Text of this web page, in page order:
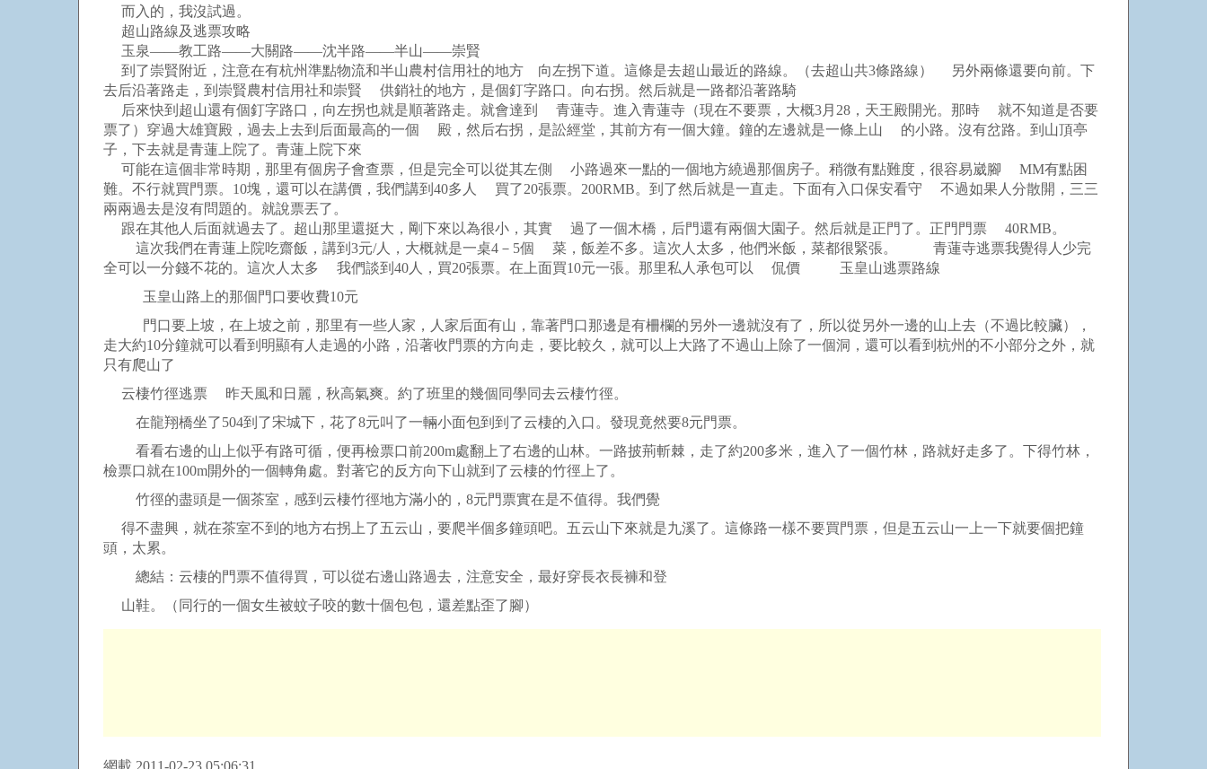
而入的，我沒試過。
超山路線及逃票攻略
玉泉——教工路——大關路——沈半路——半山——崇賢
到了崇賢附近，注意在有杭州準點物流和半山農村信用社的地方 向左拐下道。這條是去超山最近的路線。（去超山共3條路線） 另外兩條還要向前。下
去后沿著路走，到崇賢農村信用社和崇賢 供銷社的地方，是個釘字路口。向右拐。然后就是一路都沿著路騎
后來快到超山還有個釘字路口，向左拐也就是順著路走。就會達到 青蓮寺。進入青蓮寺（現在不要票，大概3月28，天王殿開光。那時 就不知道是否要
票了）穿過大雄寶殿，過去上去到后面最高的一個 殿，然后右拐，是訟經堂，其前方有一個大鐘。鐘的左邊就是一條上山 的小路。沒有岔路。到山頂亭
子，下去就是青蓮上院了。青蓮上院下來
可能在這個非常時期，那里有個房子會查票，但是完全可以從其左側 小路過來一點的一個地方繞過那個房子。稍微有點難度，很容易崴腳 MM有點困
難。不行就買門票。10塊，還可以在講價，我們講到40多人 買了20張票。200RMB。到了然后就是一直走。下面有入口保安看守 不過如果人分散開，三三
兩兩過去是沒有問題的。就說票丟了。
跟在其他人后面就過去了。超山那里還挺大，剛下來以為很小，其實 過了一個木橋，后門還有兩個大園子。然后就是正門了。正門門票 40RMB。
這次我們在青蓮上院吃齋飯，講到3元/人，大概就是一桌4－5個 菜，飯差不多。這次人太多，他們米飯，菜都很緊張。 青蓮寺逃票我覺得人少完
全可以一分錢不花的。這次人太多 我們談到40人，買20張票。在上面買10元一張。那里私人承包可以 侃價 玉皇山逃票路線
玉皇山路上的那個門口要收費10元
門口要上坡，在上坡之前，那里有一些人家，人家后面有山，靠著門口那邊是有柵欄的另外一邊就沒有了，所以從另外一邊的山上去（不過比較臟），
走大約10分鐘就可以看到明顯有人走過的小路，沿著收門票的方向走，要比較久，就可以上大路了不過山上除了一個洞，還可以看到杭州的不小部分之外，就
只有爬山了
云棲竹徑逃票 昨天風和日麗，秋高氣爽。約了班里的幾個同學同去云棲竹徑。
在龍翔橋坐了504到了宋城下，花了8元叫了一輛小面包到到了云棲的入口。發現竟然要8元門票。
看看右邊的山上似乎有路可循，便再檢票口前200m處翻上了右邊的山林。一路披荊斬棘，走了約200多米，進入了一個竹林，路就好走多了。下得竹林，
檢票口就在100m開外的一個轉角處。對著它的反方向下山就到了云棲的竹徑上了。
竹徑的盡頭是一個茶室，感到云棲竹徑地方滿小的，8元門票實在是不值得。我們覺
得不盡興，就在茶室不到的地方右拐上了五云山，要爬半個多鐘頭吧。五云山下來就是九溪了。這條路一樣不要買門票，但是五云山一上一下就要個把鐘
頭，太累。
總結：云棲的門票不值得買，可以從右邊山路過去，注意安全，最好穿長衣長褲和登
山鞋。（同行的一個女生被蚊子咬的數十個包包，還差點歪了腳）
網載 2011-02-23 05:06:31